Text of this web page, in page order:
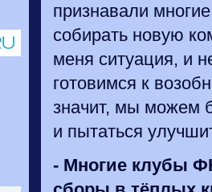
признавали
собирать новую
меня ситуация, и
готовимся к
значит, мы можем
и пытаться
- Многие клубы